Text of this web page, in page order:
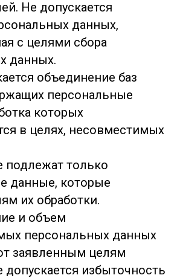
Не допускается
данных,
с целями сбора
данных.
объединение баз
персональные
которых
в целях, несовместимых
подлежат только
данные, которые
их обработки.
и объем
персональных данных
заявленным целям
допускается избыточность